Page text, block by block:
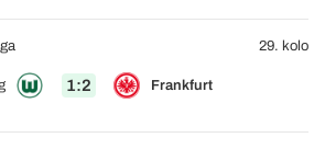
1:2 Frankfurt
29. kolo